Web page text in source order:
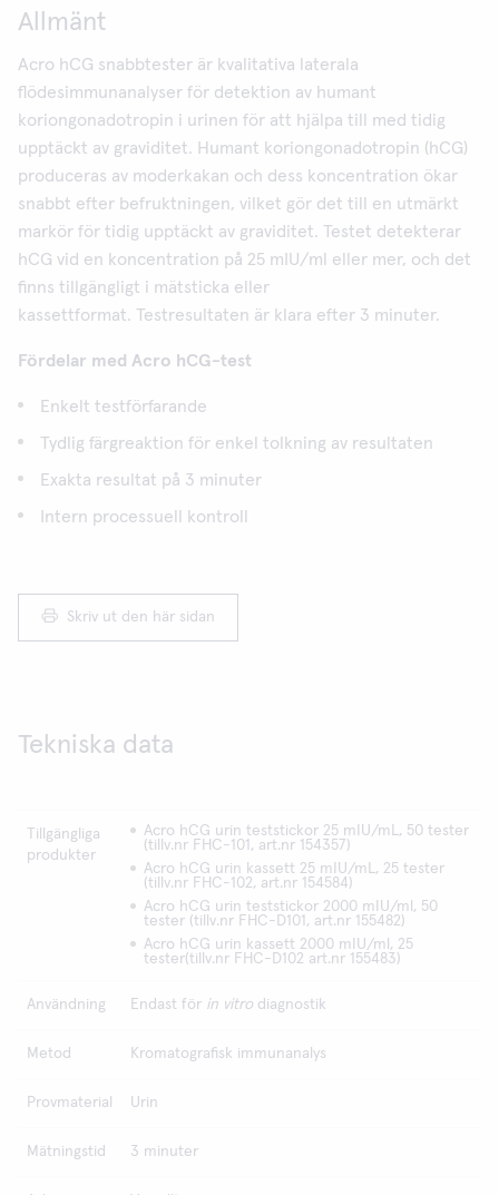
Allmänt
Acro hCG snabbtester är kvalitativa laterala
flödesimmunanalyser för detektion av humant
koriongonadotropin i urinen för att hjälpa till med tidig
upptäckt av graviditet. Humant koriongonadotropin (hCG)
produceras av moderkakan och dess koncentration ökar
snabbt efter befruktningen, vilket gör det till en utmärkt
markör för tidig upptäckt av graviditet. Testet detekterar
hCG vid en koncentration på 25 mIU/ml eller mer, och det
finns tillgängligt i mätsticka eller
kassettformat. Testresultaten är klara efter 3 minuter.
Fördelar med Acro hCG-test
Enkelt testförfarande
Tydlig färgreaktion för enkel tolkning av resultaten
Exakta resultat på 3 minuter
Intern processuell kontroll
Skriv ut den här sidan
Tekniska data
Tillgängliga
produkter
Acro hCG urin teststickor 25 mIU/mL, 50 tester
(tillv.nr FHC-101, art.nr 154357)
Acro hCG urin kassett 25 mIU/mL, 25 tester
(tillv.nr FHC-102, art.nr 154584)
Acro hCG urin teststickor 2000 mIU/ml, 50
tester (tillv.nr FHC-D101, art.nr 155482)
Acro hCG urin kassett 2000 mIU/ml, 25
tester(tillv.nr FHC-D102 art.nr 155483)
Användning Endast för in vitro diagnostik
Metod Kromatografisk immunanalys
Provmaterial Urin
Mätningstid 3 minuter